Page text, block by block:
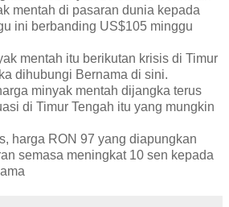
mentah di pasaran dunia kepada
ini berbanding US$105 minggu
mentah itu berikutan krisis di Timur
dihubungi Bernama di sini.
minyak mentah dijangka terus
di Timur Tengah itu yang mungkin
harga RON 97 yang diapungkan
semasa meningkat 10 sen kepada